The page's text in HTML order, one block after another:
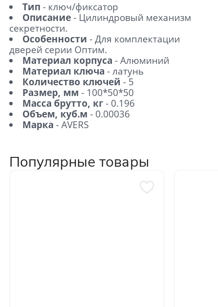
Тип - ключ/фиксатор
Описание- Цилиндровый механизм
секретности.
Особенности - Для комплектации
дверей серии Оптим.
Материал корпуса - Алюминий
Материал ключа - латунь
Количество ключей - 5
Размер, мм - 100*50*50
Масса брутто, кг- 0.196
Объем, куб.м - 0.00036
Марка - AVERS
Популярные товары